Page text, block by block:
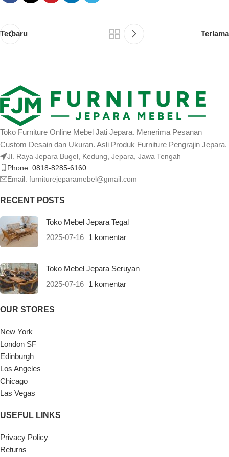
Terbaru Terlama
Toko Furniture Online Mebel Jati Jepara. Menerima Pesanan
Custom Desain dan Ukuran. Asli Produk Furniture Pengrajin Jepara.
Jl. Raya Jepara Bugel, Kedung, Jepara, Jawa Tengah
Phone: 0818-8285-6160
Email: furniturejeparamebel@gmail.com
RECENT POSTS
Toko Mebel Jepara Tegal
2025-07-16 1 komentar
Toko Mebel Jepara Seruyan
2025-07-16 1 komentar
OUR STORES
New York
London SF
Edinburgh
Los Angeles
Chicago
Las Vegas
USEFUL LINKS
Privacy Policy
Returns